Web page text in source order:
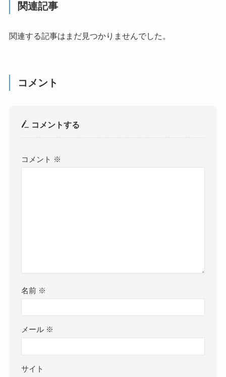
関連記事
関連する記事はまだ見つかりませんでした。
コメント
コメントする
コメント ※
名前 ※
メール ※
サイト